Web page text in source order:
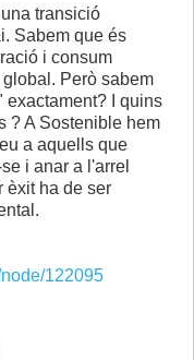
transició
Sabem que és
i consum
Però sabem
I quins
? A Sostenible hem
a aquells que
i anar a l'arrel
èxit ha de ser
122095